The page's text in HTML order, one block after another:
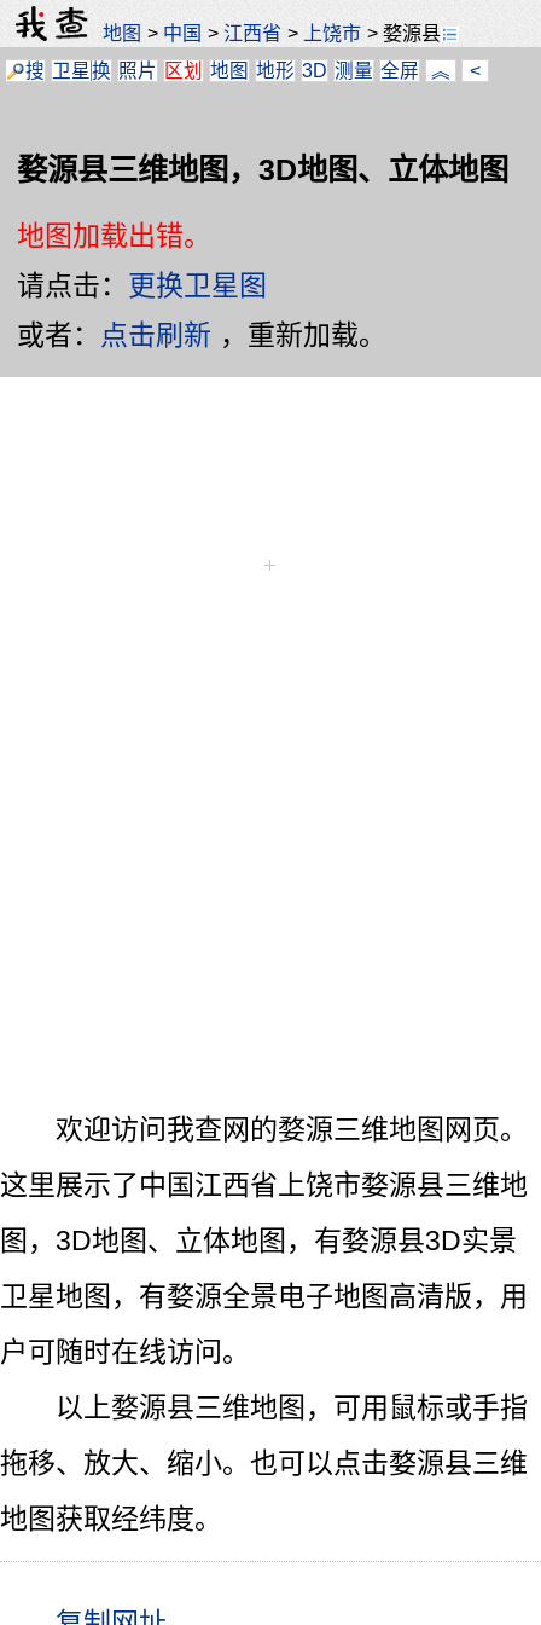
地图 > 中国 > 江西省 > 上饶市 >婺源县
搜 卫星换 照片 区划 地图 地形 3D 测量 全屏 ︽ <
婺源县三维地图，3D地图、立体地图
地图加载出错。
请点击： 更换卫星图
或者： 点击刷新 ，重新加载。
欢迎访问我查网的婺源三维地图网页。
这里展示了中国江西省上饶市婺源县三维地
图，3D地图、立体地图，有婺源县3D实景
卫星地图，有婺源全景电子地图高清版，用
户可随时在线访问。
以上婺源县三维地图，可用鼠标或手指
拖移、放大、缩小。也可以点击婺源县三维
地图获取经纬度。